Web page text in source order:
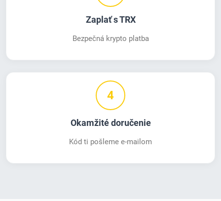
Zaplať s TRX
Bezpečná krypto platba
4
Okamžité doručenie
Kód ti pošleme e-mailom